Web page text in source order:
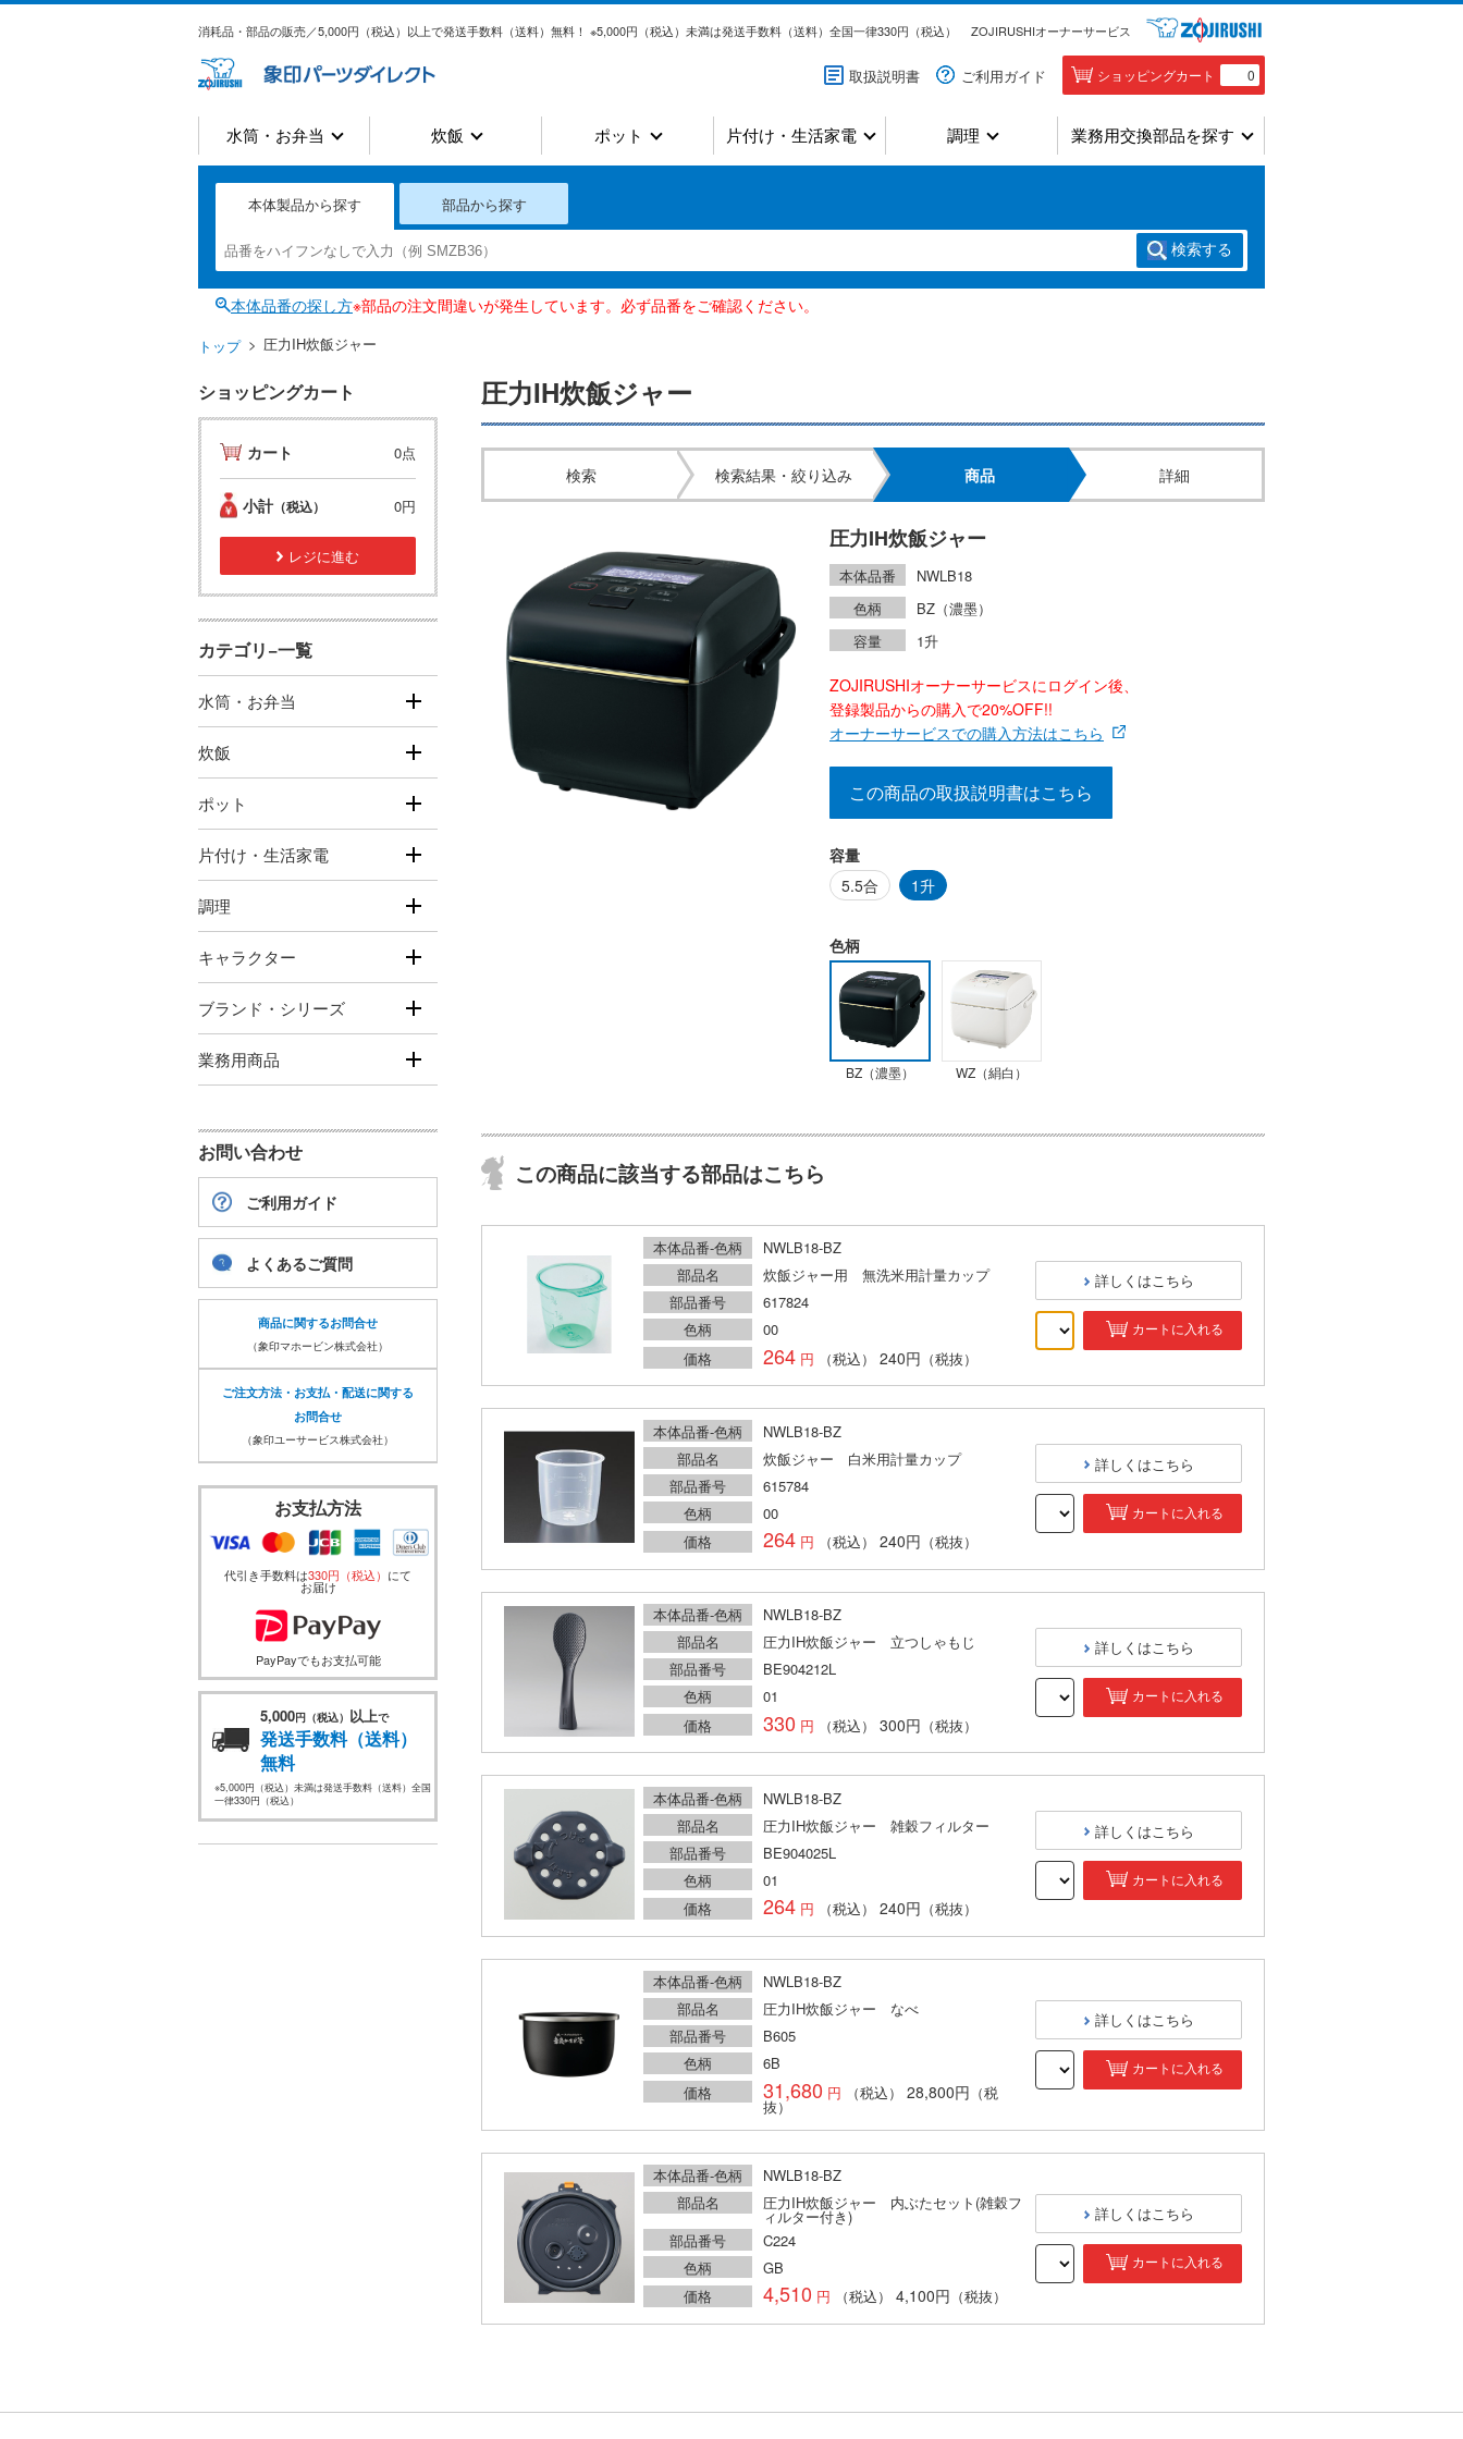
消耗品・部品の販売／5,000円（税込）以上で発送手数料（送料）無料！ ※5,000円（税込）未満は発送手数料（送料）全国一律330円（税込） ZOJIRUSHIオーナーサービス
取扱説明書 ご利用ガイド ショッピングカート 0
水筒・お弁当 炊飯 ポット 片付け・生活家電 調理 業務用交換部品を探す
本体製品から探す 部品から探す
検索する
本体品番の探し方※部品の注文間違いが発生しています。必ず品番をご確認ください。
トップ 圧力IH炊飯ジャー
圧力IH炊飯ジャー
検索 検索結果・絞り込み 商品 詳細
圧力IH炊飯ジャー
本体品番
NWLB18
色柄
BZ（濃墨）
容量
1升
ZOJIRUSHIオーナーサービスにログイン後、
登録製品からの購入で20%OFF!!
オーナーサービスでの購入方法はこちら
この商品の取扱説明書はこちら
容量
5.5合
1升
色柄
BZ（濃墨） WZ（絹白）
この商品に該当する部品はこちら
本体品番-色柄
NWLB18-BZ
部品名
炊飯ジャー用 無洗米用計量カップ
部品番号
617824
色柄
00
価格
264 （税込） 240円 （税抜）
詳しくはこちら
カートに入れる
本体品番-色柄
NWLB18-BZ
部品名
炊飯ジャー 白米用計量カップ
部品番号
615784
色柄
00
価格
264 （税込） 240円 （税抜）
詳しくはこちら
カートに入れる
本体品番-色柄
NWLB18-BZ
部品名
圧力IH炊飯ジャー 立つしゃもじ
部品番号
BE904212L
色柄
01
価格
330 （税込） 300円 （税抜）
詳しくはこちら
カートに入れる
本体品番-色柄
NWLB18-BZ
部品名
圧力IH炊飯ジャー 雑穀フィルター
部品番号
BE904025L
色柄
01
価格
264 （税込） 240円 （税抜）
詳しくはこちら
カートに入れる
本体品番-色柄
NWLB18-BZ
部品名
圧力IH炊飯ジャー なべ
部品番号
B605
色柄
6B
価格
31,680 （税込） 28,800円 （税
抜）
詳しくはこちら
カートに入れる
本体品番-色柄
NWLB18-BZ
部品名
圧力IH炊飯ジャー 内ぶたセット(雑穀フ
ィルター付き)
部品番号
C224
色柄
GB
価格
4,510 （税込） 4,100円 （税抜）
詳しくはこちら
カートに入れる
ショッピングカート
カート 0点
小計 （税込） 0円
レジに進む
カテゴリ−一覧
水筒・お弁当
炊飯
ポット
片付け・生活家電
調理
キャラクター
ブランド・シリーズ
業務用商品
お問い合わせ
ご利用ガイド
よくあるご質問
商品に関するお問合せ
（象印マホービン株式会社）
ご注文方法・お支払・配送に関する
お問合せ
（象印ユーサービス株式会社）
お支払方法
代引き手数料は330円（税込） にて
お届け
PayPayでもお支払可能
5,000円（税込） 以上で
発送手数料（送料）
無料
※5,000円（税込）未満は発送手数料（送料）全国
一律330円（税込）